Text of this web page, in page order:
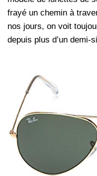
frayé un chemin à
nos jours, on voit
depuis plus d’un demi-